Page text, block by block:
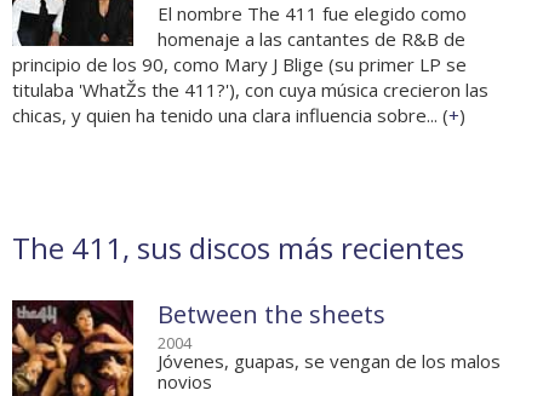
El nombre The 411 fue elegido como
homenaje a las cantantes de R&B de
principio de los 90, como Mary J Blige (su primer LP se
titulaba 'WhatŽs the 411?'), con cuya música crecieron las
chicas, y quien ha tenido una clara influencia sobre... (+)
The 411, sus discos más recientes
Between the sheets
2004
Jóvenes, guapas, se vengan de los malos
novios